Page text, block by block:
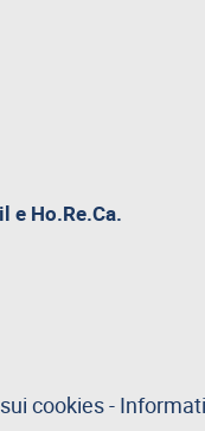
e Ho.Re.Ca.
cookies-